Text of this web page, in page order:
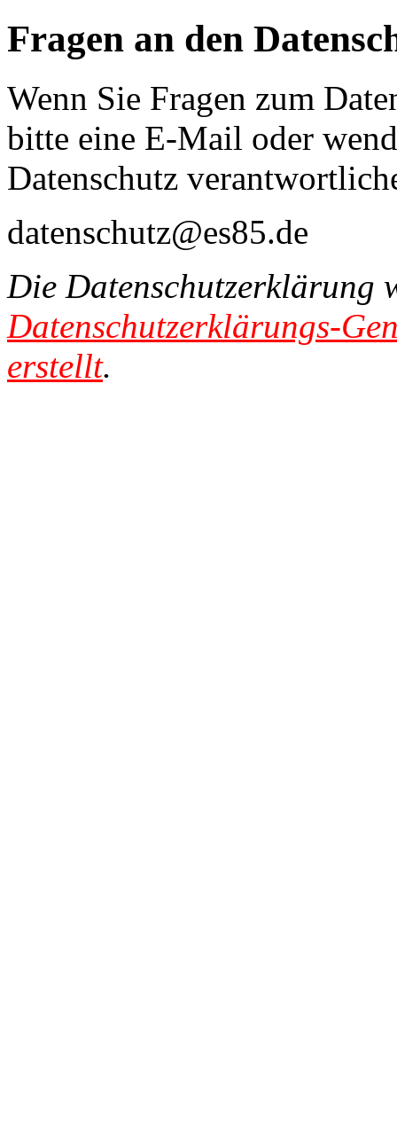
Fragen an den
Wenn Sie Fragen zum
bitte eine E-Mail oder
Datenschutz
datenschutz@es85.de
Die Datenschutzerklärung
Datenschutzerklärungs-
erstellt.